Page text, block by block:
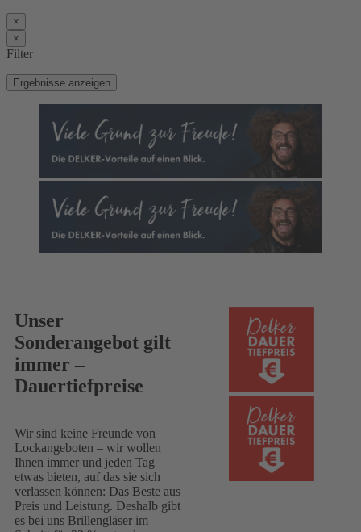
×
×
Filter
Ergebnisse anzeigen
Unser
Sonderangebot gilt
immer –
Dauertiefpreise
Wir sind keine Freunde von
Lockangeboten – wir wollen
Ihnen immer und jeden Tag
etwas bieten, auf das sie sich
verlassen können: Das Beste aus
Preis und Leistung. Deshalb gibt
es bei uns Brillengläser im